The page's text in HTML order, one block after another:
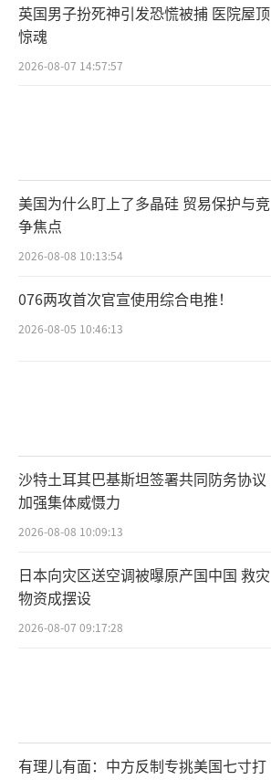
英国男子扮死神引发恐慌被捕 医院屋顶
惊魂
2026-08-07 14:57:57
美国为什么盯上了多晶硅 贸易保护与竞
争焦点
2026-08-08 10:13:54
076两攻首次官宣使用综合电推！
2026-08-05 10:46:13
沙特土耳其巴基斯坦签署共同防务协议
加强集体威慑力
2026-08-08 10:09:13
日本向灾区送空调被曝原产国中国 救灾
物资成摆设
2026-08-07 09:17:28
有理儿有面：中方反制专挑美国七寸打